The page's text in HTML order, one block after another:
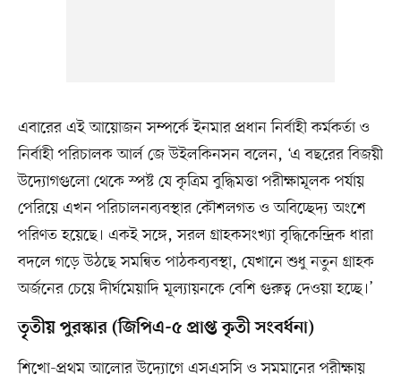
এবারের এই আয়োজন সম্পর্কে ইনমার প্রধান নির্বাহী কর্মকর্তা ও
নির্বাহী পরিচালক আর্ল জে উইলকিনসন বলেন, ‘এ বছরের বিজয়ী
উদ্যোগগুলো থেকে স্পষ্ট যে কৃত্রিম বুদ্ধিমত্তা পরীক্ষামূলক পর্যায়
পেরিয়ে এখন পরিচালনব্যবস্থার কৌশলগত ও অবিচ্ছেদ্য অংশে
পরিণত হয়েছে। একই সঙ্গে, সরল গ্রাহকসংখ্যা বৃদ্ধিকেন্দ্রিক ধারা
বদলে গড়ে উঠছে সমন্বিত পাঠকব্যবস্থা, যেখানে শুধু নতুন গ্রাহক
অর্জনের চেয়ে দীর্ঘমেয়াদি মূল্যায়নকে বেশি গুরুত্ব দেওয়া হচ্ছে।’
তৃতীয় পুরস্কার (জিপিএ-৫ প্রাপ্ত কৃতী সংবর্ধনা)
শিখো-প্রথম আলোর উদ্যোগে এসএসসি ও সমমানের পরীক্ষায়